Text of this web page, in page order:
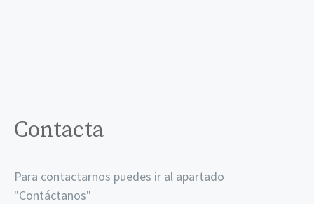
Contacta
Para contactarnos puedes ir al apartado
"Contáctanos"